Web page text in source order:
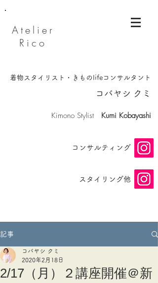
Atelier
Rico
着物スタイリスト・きものlifeコンサルタント
​コバヤシ クミ
​Kimono Stylist Kumi Kobayashi
​コンサルティング
スタイリング他
記事
2/17（月）２講座開催＠新
コバヤシ クミ
2020年2月18日